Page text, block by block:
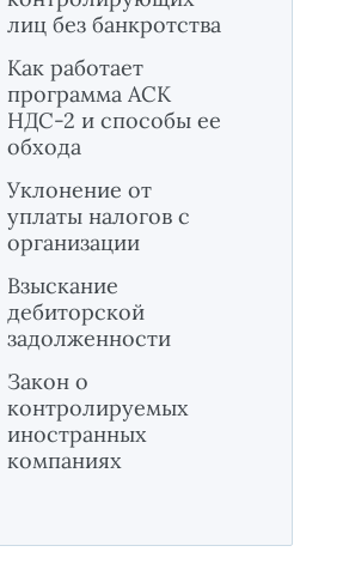
лиц без банкротства
Как работает
программа АСК
НДС-2 и способы ее
обхода
Уклонение от
уплаты налогов с
организации
Взыскание
дебиторской
задолженности
Закон о
контролируемых
иностранных
компаниях